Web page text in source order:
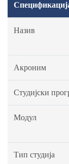
Назив
Акроним
Студијски
Модул
Тип студија